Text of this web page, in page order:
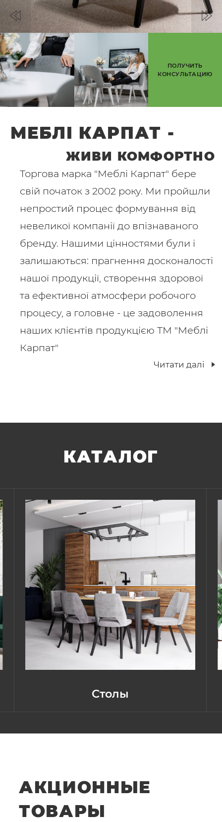
МЕБЛІ КАРПАТ -
ЖИВИ КОМФОРТНО
Торгова марка "Меблі Карпат" бере
свій початок з 2002 року. Ми пройшли
непростий процес формування від
невеликої компанії до впізнаваного
бренду. Нашими цінностями були і
залишаються: прагнення досконалості
нашої продукції, створення здорової
та ефективної атмосфери робочого
процесу, а головне - це задоволення
наших клієнтів продукцією ТМ "Меблі
Карпат"
Читати далі
ПОЛУЧИТЬ
КОНСУЛЬТАЦИЮ
КАТАЛОГ
Столы
АКЦИОННЫЕ
ТОВАРЫ